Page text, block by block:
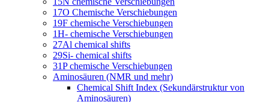
17O Chemische Verschiebungen
19F chemische Verschiebungen
1H- chemische Verschiebungen
27Al chemical shifts
29Si- chemical shifts
31P chemische Verschiebungen
Aminosäuren (NMR und mehr)
Chemical Shift Index (Sekundärstruktur von
Aminosäuren)